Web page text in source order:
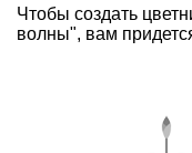
Чтобы создать
волны", вам